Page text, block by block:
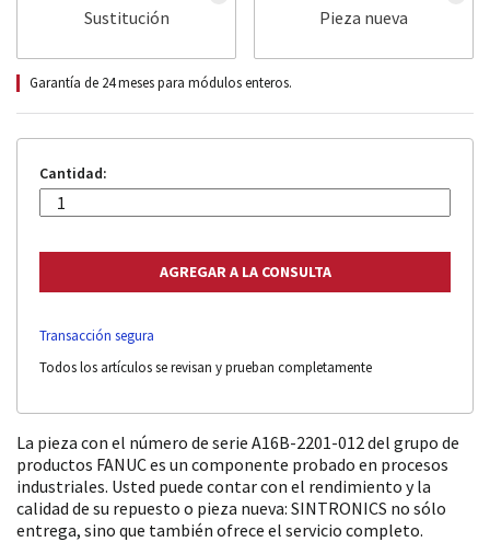
Sustitución Pieza nueva
Garantía de 24 meses para módulos enteros.
Cantidad:
Transacción segura
Todos los artículos se revisan y prueban completamente
La pieza con el número de serie A16B-2201-012 del grupo de
productos FANUC es un componente probado en procesos
industriales. Usted puede contar con el rendimiento y la
calidad de su repuesto o pieza nueva: SINTRONICS no sólo
entrega, sino que también ofrece el servicio completo.